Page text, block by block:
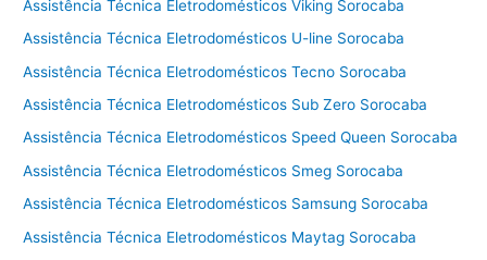
Assistência Técnica Eletrodomésticos Viking Sorocaba
Assistência Técnica Eletrodomésticos U-line Sorocaba
Assistência Técnica Eletrodomésticos Tecno Sorocaba
Assistência Técnica Eletrodomésticos Sub Zero Sorocaba
Assistência Técnica Eletrodomésticos Speed Queen Sorocaba
Assistência Técnica Eletrodomésticos Smeg Sorocaba
Assistência Técnica Eletrodomésticos Samsung Sorocaba
Assistência Técnica Eletrodomésticos Maytag Sorocaba